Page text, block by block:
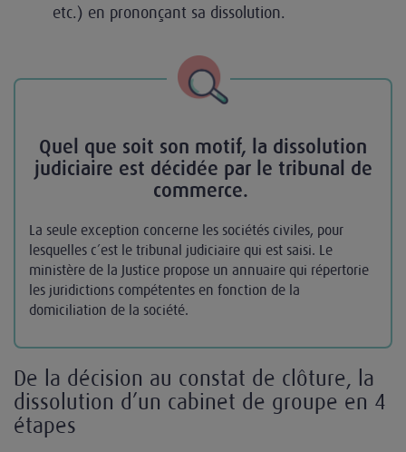
etc.) en prononçant sa dissolution.
Quel que soit son motif, la dissolution
judiciaire est décidée par le tribunal de
commerce.
La seule exception concerne les sociétés civiles, pour
lesquelles c’est le tribunal judiciaire qui est saisi. Le
ministère de la Justice propose un annuaire qui répertorie
les juridictions compétentes en fonction de la
domiciliation de la société.
De la décision au constat de clôture, la
dissolution d’un cabinet de groupe en 4
étapes